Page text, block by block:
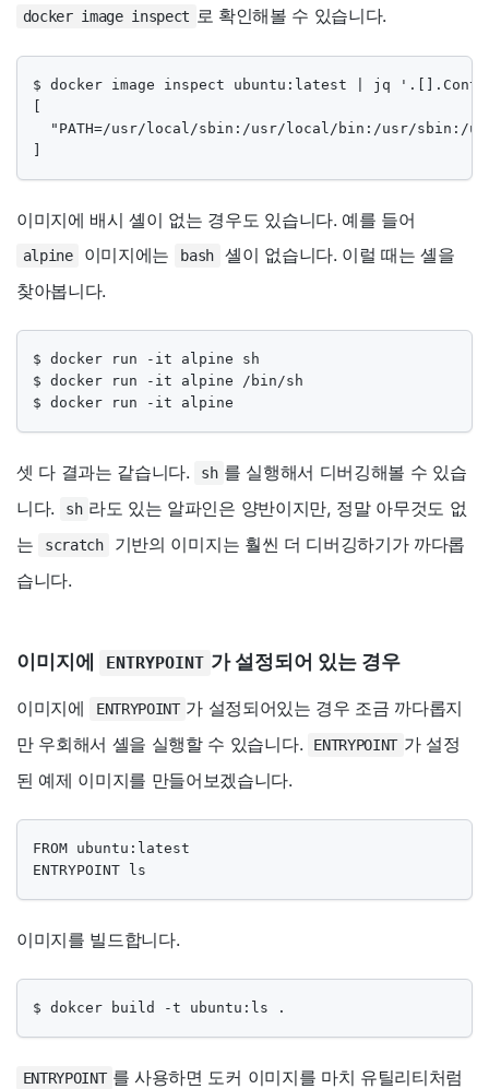
docker image inspect 로 확인해볼 수 있습니다.
$ docker image inspect ubuntu:latest | jq
"PATH=/usr/local/sbin:/usr/local/bin:/usr/sbin:/
이미지에 배시 셸이 없는 경우도 있습니다. 예를 들어
alpine 이미지에는 bash
셸이 없습니다. 이럴 때는 셸을
찾아봅니다.
$ docker run -it alpine sh
$ docker run -it alpine /bin/sh
$ docker run -it alpine
셋 다 결과는 같습니다. sh 를 실행해서 디버깅해볼 수 있습
니다.
sh 라도 있는 알파인은 양반이지만, 정말 아무것도 없
는
scratch
기반의 이미지는 훨씬 더 디버깅하기가 까다롭
습니다.
이미지에 ENTRYPOINT 가 설정되어 있는 경우
이미지에 ENTRYPOINT 가 설정되어있는 경우 조금 까다롭지
만 우회해서 셸을 실행할 수 있습니다.
ENTRYPOINT 가 설정
된 예제 이미지를 만들어보겠습니다.
FROM ubuntu:latest
ENTRYPOINT ls
이미지를 빌드합니다.
$ dokcer build -t ubuntu:ls .
ENTRYPOINT 를 사용하면 도커 이미지를 마치 유틸리티처럼